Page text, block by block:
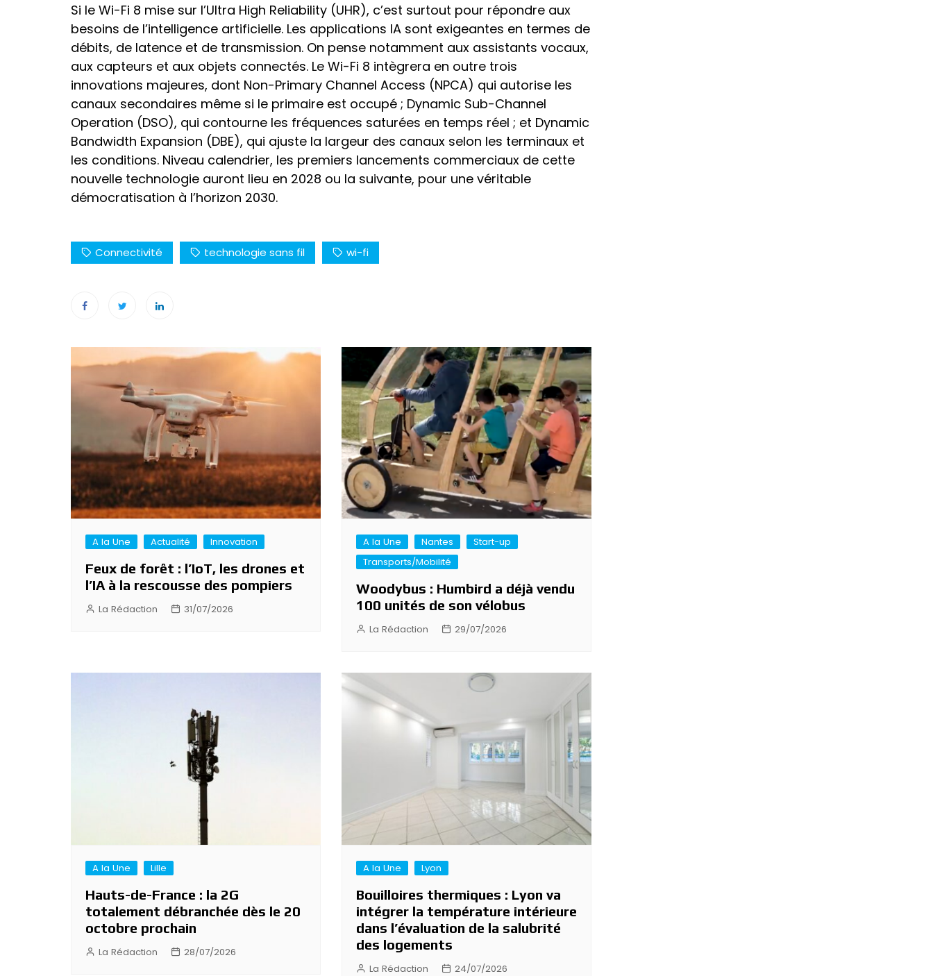
Si le Wi-Fi 8 mise sur l’Ultra High Reliability (UHR), c’est surtout pour répondre aux
besoins de l’intelligence artificielle. Les applications IA sont exigeantes en termes de
débits, de latence et de transmission. On pense notamment aux assistants vocaux,
aux capteurs et aux objets connectés. Le Wi-Fi 8 intègrera en outre trois
innovations majeures, dont Non-Primary Channel Access (NPCA) qui autorise les
canaux secondaires même si le primaire est occupé ; Dynamic Sub-Channel
Operation (DSO), qui contourne les fréquences saturées en temps réel ; et Dynamic
Bandwidth Expansion (DBE), qui ajuste la largeur des canaux selon les terminaux et
les conditions. Niveau calendrier, les premiers lancements commerciaux de cette
nouvelle technologie auront lieu en 2028 ou la suivante, pour une véritable
démocratisation à l’horizon 2030.
Connectivité technologie sans fil wi-fi
Navigation
l’article
A la Une Actualité Innovation
Feux de forêt : l’IoT, les drones et
l’IA à la rescousse des pompiers
La Rédaction 31/07/2026
A la Une Nantes
Start-up
Transports/Mobilité
Woodybus : Humbird a déjà vendu
100 unités de son vélobus
La Rédaction 29/07/2026
A la Une Lille
Hauts-de-France : la 2G
totalement débranchée dès le 20
octobre prochain
La Rédaction 28/07/2026
A la Une Lyon
Bouilloires thermiques : Lyon va
intégrer la température intérieure
dans l’évaluation de la salubrité
des logements
La Rédaction 24/07/2026